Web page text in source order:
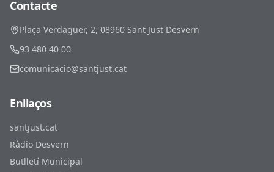
Contacte
Plaça Verdaguer, 2, 08960 Sant Just Desvern
93 480 40 00
comunicacio@santjust.cat
Enllaços
santjust.cat
Ràdio Desvern
Butlletí Municipal